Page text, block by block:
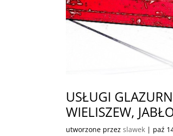
USŁUGI
WIELISZEW,
utworzone przezslawek | paź